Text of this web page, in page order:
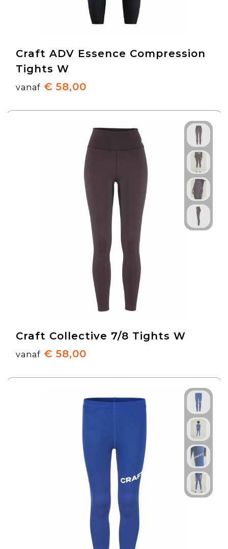
Craft ADV Essence Compression
Tights W
vanaf € 58,00
Craft Collective 7/8 Tights W
vanaf € 58,00